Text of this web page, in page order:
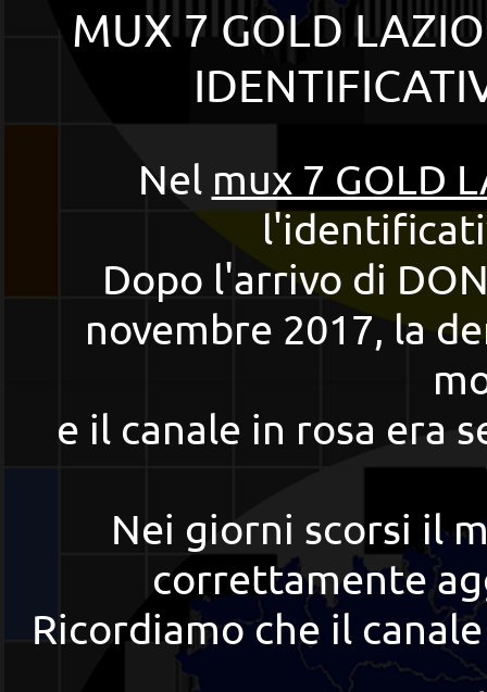
MUX 7 GOLD
Nel mux 7 GOLD
Dopo l'arrivo di
novembre 2017, la
e il canale in rosa era
Nei giorni scorsi il
correttamente
Ricordiamo che il